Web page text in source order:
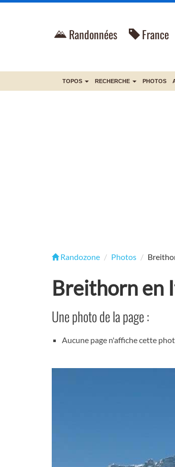
Randonnées France
TOPOS RECHERCHE PHOTOS
Randozone Photos
Breithorn en
Une photo de la page :
Aucune page n'affiche cette